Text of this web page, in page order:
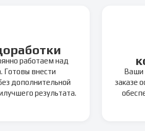
работаем над
Готовы внести
дополнительной
результата.
Ваши
заказе